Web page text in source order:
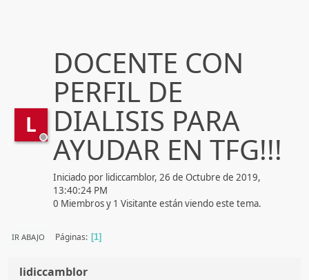
L
DOCENTE CON
PERFIL DE
DIALISIS PARA
AYUDAR EN TFG!!!
Iniciado por lidiccamblor, 26 de Octubre de 2019,
13:40:24 PM
0 Miembros y 1 Visitante están viendo este tema.
IR ABAJO Páginas 1
lidiccamblor